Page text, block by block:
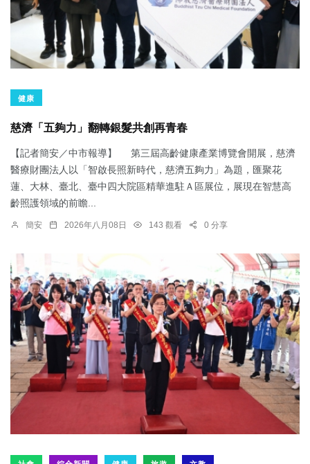
健康
慈濟「五夠力」翻轉銀髮共創再青春
【記者簡安／中市報導】 第三屆高齡健康產業博覽會開展，慈濟
醫療財團法人以「智啟長照新時代，慈濟五夠力」為題，匯聚花
蓮、大林、臺北、臺中四大院區精華進駐Ａ區展位，展現在智慧高
齡照護領域的前瞻...
簡安 2026年八月08日 143 觀看 0 分享